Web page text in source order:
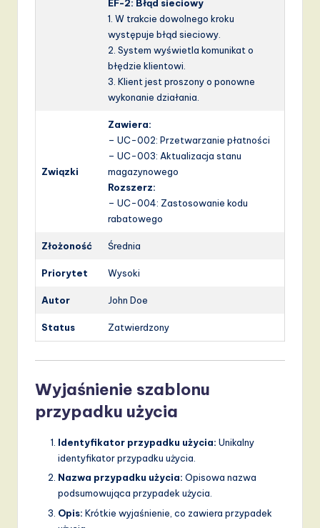
EF-2: Błąd sieciowy
1. W trakcie dowolnego kroku
występuje błąd sieciowy.
2. System wyświetla komunikat o
błędzie klientowi.
3. Klient jest proszony o ponowne
wykonanie działania.
Związki
Zawiera:
– UC-002: Przetwarzanie płatności
– UC-003: Aktualizacja stanu
magazynowego
Rozszerz:
– UC-004: Zastosowanie kodu
rabatowego
Złożoność Średnia
Priorytet Wysoki
Autor John Doe
Status Zatwierdzony
Wyjaśnienie szablonu
przypadku użycia
Identyfikator przypadku użycia: Unikalny
identyfikator przypadku użycia.
Nazwa przypadku użycia: Opisowa nazwa
podsumowująca przypadek użycia.
Opis: Krótkie wyjaśnienie, co zawiera przypadek